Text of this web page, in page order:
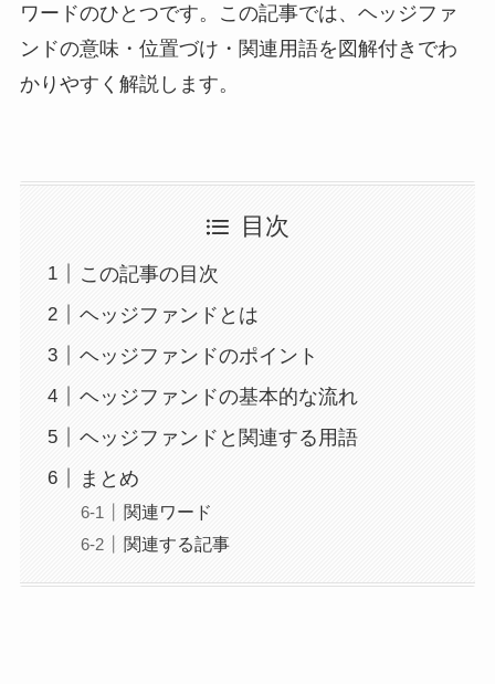
ワードのひとつです。この記事では、ヘッジファ
ンドの意味・位置づけ・関連用語を図解付きでわ
かりやすく解説します。
目次
この記事の目次
ヘッジファンドとは
ヘッジファンドのポイント
ヘッジファンドの基本的な流れ
ヘッジファンドと関連する用語
まとめ
関連ワード
関連する記事